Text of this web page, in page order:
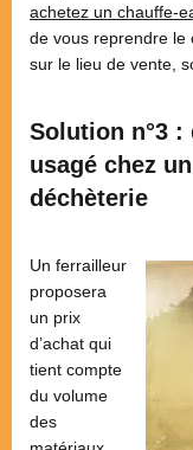
achetez un chauffe-
de vous reprendre le
sur le lieu de vente,
Solution n°3 :
usagé chez
déchèterie
Un ferrailleur
proposera
un prix
d’achat qui
tient compte
du volume
des